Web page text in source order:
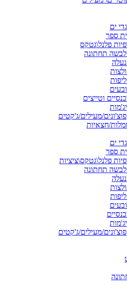
ים
ספר
פלנל\גטקס
תחתונה
וטייצים
מעילים/ג'קטים
חצאיות
ים
ספר
פלנל\גטקס\ציציות
תחתונה
מעילים/ג'קטים